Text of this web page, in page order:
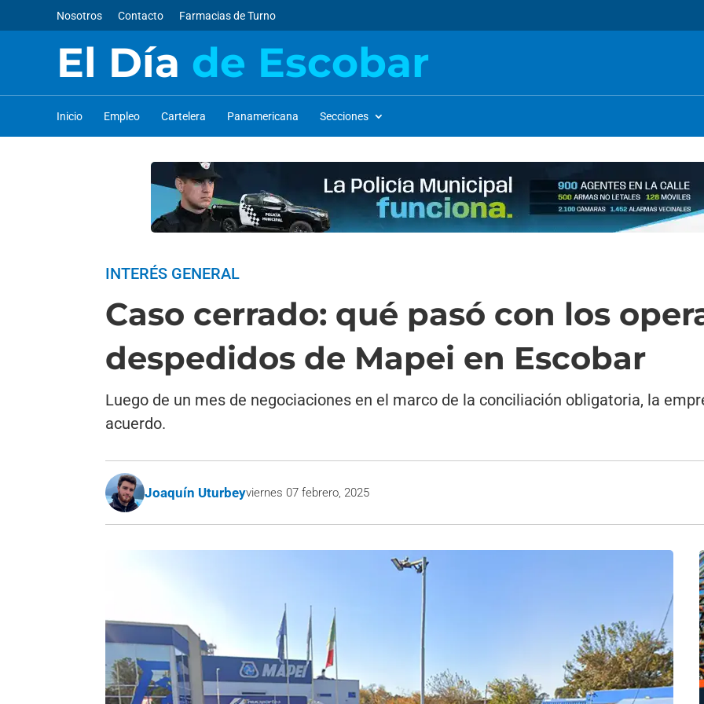
Nosotros Contacto Farmacias de Turno
El Día de Escobar
Inicio Empleo Cartelera Panamericana Secciones
INTERÉS GENERAL
Caso cerrado: qué pasó con los
despedidos de Mapei en Escobar
Luego de un mes de negociaciones en el marco de la conciliación obligatoria, la
acuerdo.
Joaquín Uturbeyviernes 07 febrero, 2025